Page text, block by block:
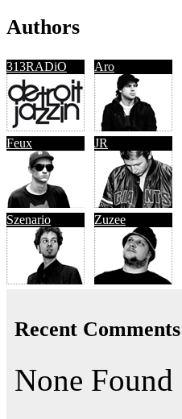
Authors
313RADiO Aro
Feux JR
Szenario Zuzee
Recent Comments
None Found